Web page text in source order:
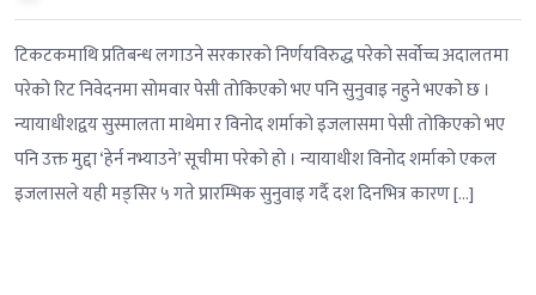
टिकटकमाथि प्रतिबन्ध लगाउने सरकारको निर्णयविरुद्ध परेको सर्वोच्च अदालतमा
परेको रिट निवेदनमा सोमवार पेसी तोकिएको भए पनि सुनुवाइ नहुने भएको छ ।
न्यायाधीशद्वय सुस्मालता माथेमा र विनोद शर्माको इजलासमा पेसी तोकिएको भए
पनि उक्त मुद्दा ‘हेर्न नभ्याउने’ सूचीमा परेको हो । न्यायाधीश विनोद शर्माको एकल
इजलासले यही मङ्सिर ५ गते प्रारम्भिक सुनुवाइ गर्दै दश दिनभित्र कारण […]